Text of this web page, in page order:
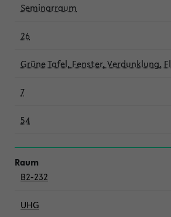
Seminarraum
26
Grüne Tafel, Fenster, Verdunklung,
7
54
B2-232
UHG